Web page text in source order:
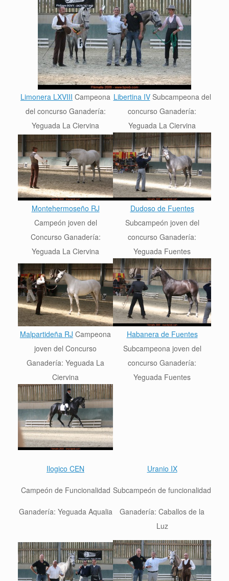
Limonera LXVIII Campeona
del concurso Ganadería:
Yeguada La Ciervina
Libertina IV Subcampeona del
concurso Ganadería:
Yeguada La Ciervina
Montehermoseño RJ
Campeón joven del
Concurso Ganadería:
Yeguada La Ciervina
Dudoso de Fuentes
Subcampeón joven del
concurso Ganadería:
Yeguada Fuentes
Malpartideña RJ Campeona
joven del Concurso
Ganadería: Yeguada La
Ciervina
Habanera de Fuentes
Subcampeona joven del
concurso Ganadería:
Yeguada Fuentes
Ilogico CEN
Campeón de Funcionalidad
Ganadería: Yeguada Aqualia
Uranio IX
Subcampeón de funcionalidad
Ganadería: Caballos de la
Luz